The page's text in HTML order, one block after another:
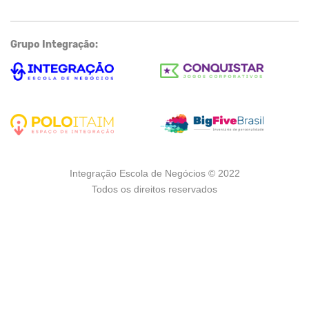
Grupo Integração:
Integração Escola de Negócios © 2022
Todos os direitos reservados